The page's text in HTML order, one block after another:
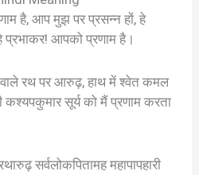
है, आप मुझ पर प्रसन्न हों, हे
प्रभाकर! आपको प्रणाम है।
रथ पर आरुढ़, हाथ में श्वेत कमल
सूर्य को मैं प्रणाम करता
सर्वलोकपितामह महापापहारी